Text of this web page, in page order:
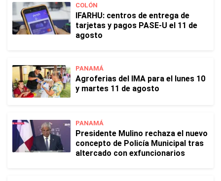
COLÓN
IFARHU: centros de entrega de
tarjetas y pagos PASE-U el 11 de
agosto
PANAMÁ
Agroferias del IMA para el lunes 10
y martes 11 de agosto
PANAMÁ
Presidente Mulino rechaza el nuevo
concepto de Policía Municipal tras
altercado con exfuncionarios